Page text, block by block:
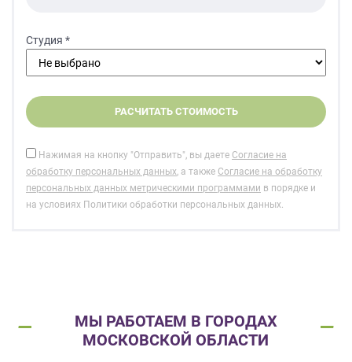
Студия *
Нажимая на кнопку "Отправить", вы даете Согласие на
обработку персональных данных, а также Согласие на обработку
персональных данных метрическими программами в порядке и
на условиях Политики обработки персональных данных.
МЫ РАБОТАЕМ В ГОРОДАХ
МОСКОВСКОЙ ОБЛАСТИ